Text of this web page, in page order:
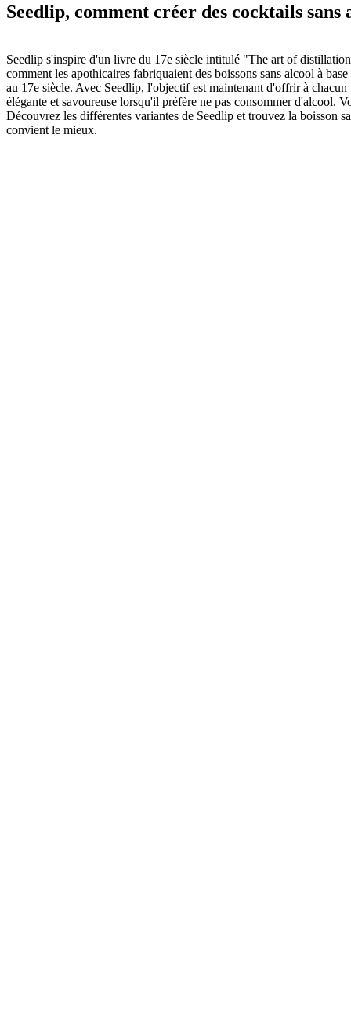
Seedlip, comment créer des cocktails sans
Seedlip s'inspire d'un livre du 17e siècle intitulé "The art of
comment les apothicaires fabriquaient des boissons sans alcool à
au 17e siècle. Avec Seedlip, l'objectif est maintenant d'offrir à chacun
élégante et savoureuse lorsqu'il préfère ne pas consommer d'alcool.
Découvrez les différentes variantes de Seedlip et trouvez la boisson
convient le mieux.